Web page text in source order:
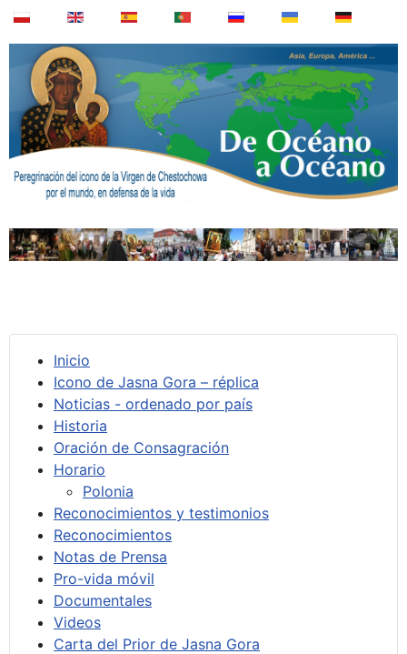
Inicio
Icono de Jasna Gora – réplica
Noticias - ordenado por país
Historia
Oración de Consagración
Horario
Polonia
Reconocimientos y testimonios
Reconocimientos
Notas de Prensa
Pro-vida móvil
Documentales
Videos
Carta del Prior de Jasna Gora